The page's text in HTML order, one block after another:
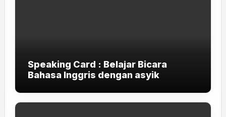
Speaking Card : Belajar Bicara
Bahasa Inggris dengan asyik